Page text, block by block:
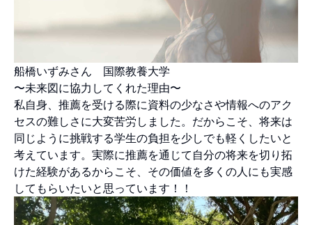
船橋いずみさん 国際教養大学
〜未来図に協力してくれた理由〜
私自身、推薦を受ける際に資料の少なさや情報へのアク
セスの難しさに大変苦労しました。だからこそ、将来は
同じように挑戦する学生の負担を少しでも軽くしたいと
考えています。実際に推薦を通じて自分の将来を切り拓
けた経験があるからこそ、その価値を多くの人にも実感
してもらいたいと思っています！！